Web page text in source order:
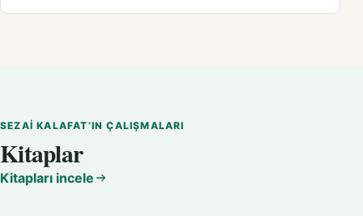
SEZAI KALAFAT’IN ÇALIŞMALARI
Kitaplar
Kitapları incele